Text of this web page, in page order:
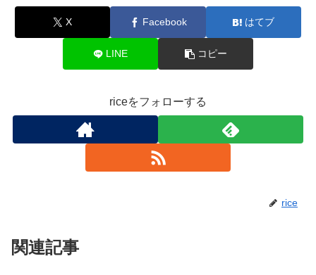
X Facebook はてブ
LINE コピー
riceをフォローする
rice
関連記事